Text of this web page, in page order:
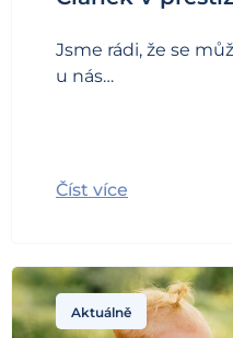
Jsme rádi, že se
u nás…
Číst více
Aktuálně